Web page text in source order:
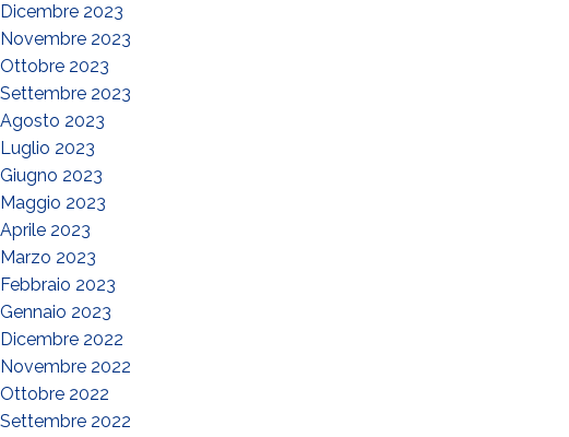
Dicembre 2023
Novembre 2023
Ottobre 2023
Settembre 2023
Agosto 2023
Luglio 2023
Giugno 2023
Maggio 2023
Aprile 2023
Marzo 2023
Febbraio 2023
Gennaio 2023
Dicembre 2022
Novembre 2022
Ottobre 2022
Settembre 2022